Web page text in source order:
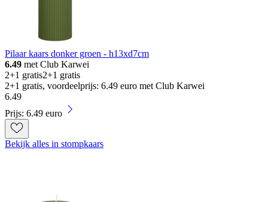
Pilaar kaars donker groen - h13xd7cm
6.49 met Club Karwei
2+1 gratis2+1 gratis
2+1 gratis, voordeelprijs: 6.49 euro met Club Karwei
6.49
Prijs: 6.49 euro
Bekijk alles in stompkaars